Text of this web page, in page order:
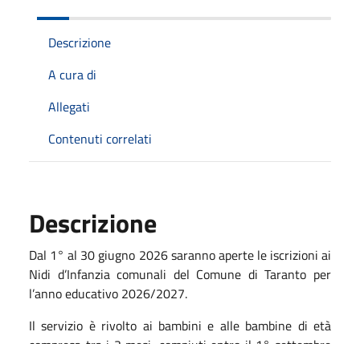
Descrizione
A cura di
Allegati
Contenuti correlati
Descrizione
Dal 1° al 30 giugno 2026 saranno aperte le iscrizioni ai
Nidi d’Infanzia comunali del Comune di Taranto per
l’anno educativo 2026/2027.
Il servizio è rivolto ai bambini e alle bambine di età